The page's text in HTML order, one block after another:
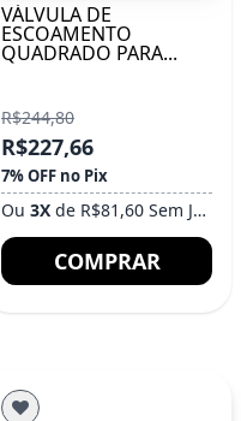
VÁLVULA DE
ESCOAMENTO
QUADRADO PARA...
R$244,80
R$227,66
7% OFF no Pix
Ou 3X de R$81,60 Sem Juros
COMPRAR